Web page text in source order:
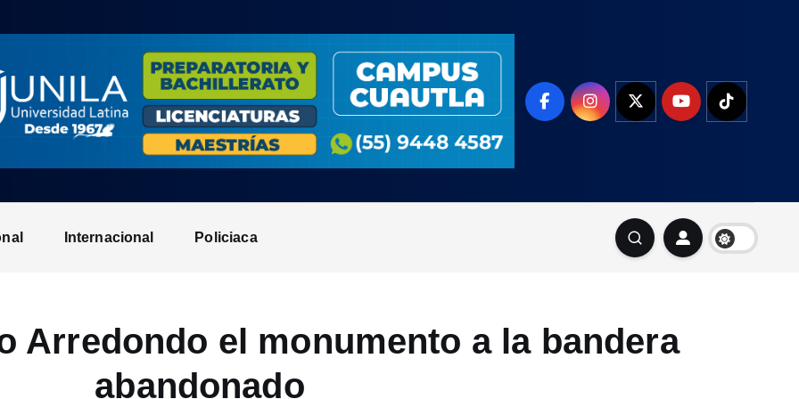
Internacional Policiaca
Arredondo el monumento a la bandera
abandonado